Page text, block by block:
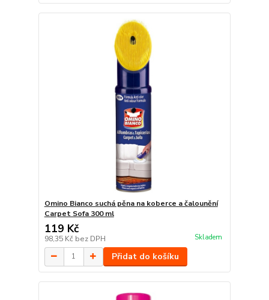
Omino Bianco suchá pěna na koberce a čalounění
Carpet Sofa 300 ml
119 Kč
98,35 Kč bez DPH Skladem
Přidat do košíku